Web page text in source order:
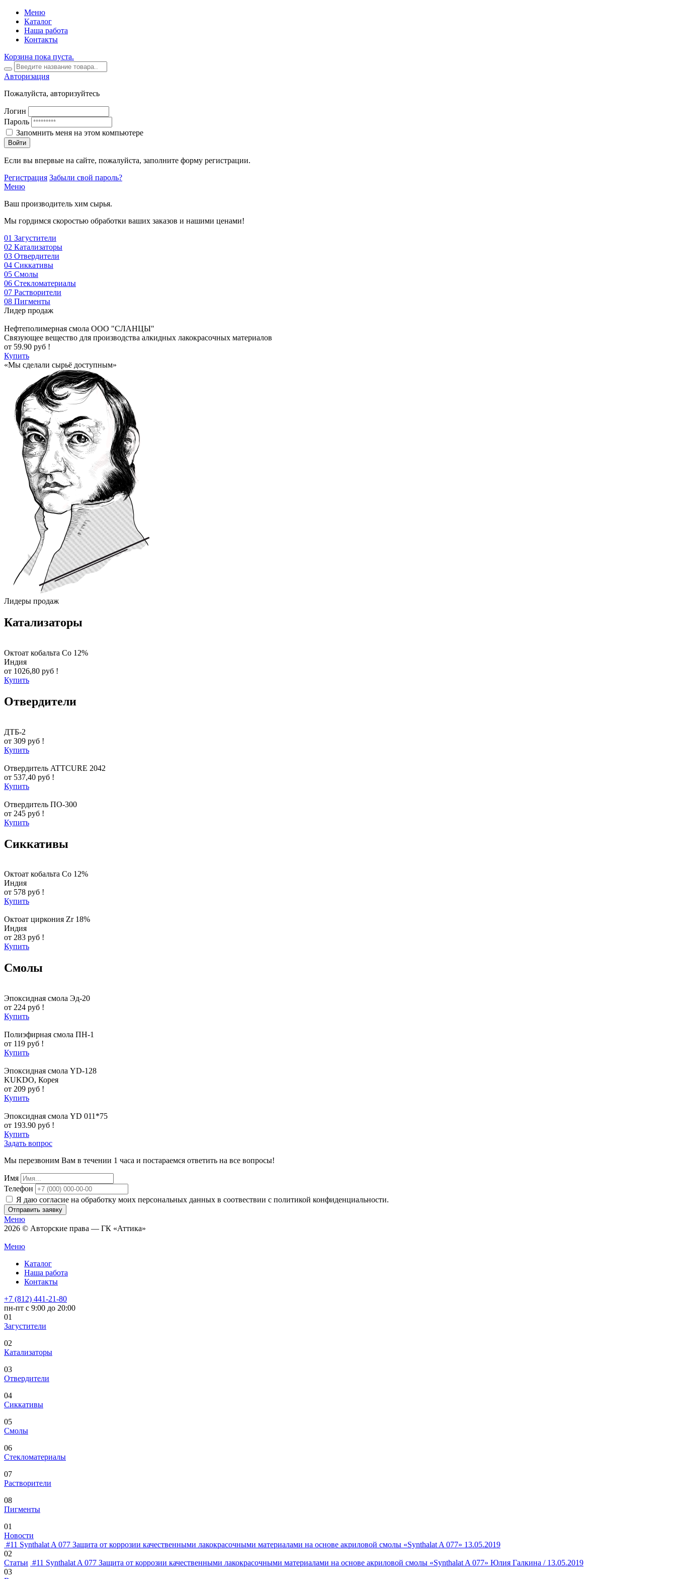
Меню
Каталог
Наша работа
Контакты
Корзина пока пуста.
Авторизация
Пожалуйста, авторизуйтесь
Логин
Пароль
Запомнить меня на этом компьютере
Войти
Если вы впервые на сайте, пожалуйста, заполните форму регистрации.
Регистрация Забыли свой пароль?
Меню
Ваш производитель хим сырья.
Мы гордимся скоростью обработки ваших заказов и нашими ценами!
01 Загустители
02 Катализаторы
03 Отвердители
04 Сиккативы
05 Смолы
06 Стекломатериалы
07 Растворители
08 Пигменты
Лидер продаж
Нефтеполимерная смола ООО "СЛАНЦЫ"
Cвязующее вещество для производства алкидных лакокрасочных материалов
от 59.90 руб !
Купить
«Мы сделали сырьё доступным»
Лидеры продаж
Катализаторы
Октоат кобальта Co 12%
Индия
от 1026,80 руб !
Купить
Отвердители
ДТБ-2
от 309 руб !
Купить
Отвердитель ATTCURE 2042
от 537,40 руб !
Купить
Отвердитель ПО-300
от 245 руб !
Купить
Сиккативы
Октоат кобальта Co 12%
Индия
от 578 руб !
Купить
Октоат циркония Zr 18%
Индия
от 283 руб !
Купить
Смолы
Эпоксидная смола Эд-20
от 224 руб !
Купить
Полиэфирная смола ПН-1
от 119 руб !
Купить
Эпоксидная смола YD-128
KUKDO, Корея
от 209 руб !
Купить
Эпоксидная смола YD 011*75
от 193.90 руб !
Купить
Задать вопрос
Мы перезвоним Вам в течении 1 часа и постараемся ответить на все вопросы!
Имя
Телефон
Я даю согласие на обработку моих персональных данных в соотвествии с политикой конфиденциальности.
Отправить заявку
Меню
2026 © Авторские права — ГК «Аттика»
Меню
Каталог
Наша работа
Контакты
+7 (812) 441-21-80
пн-пт с 9:00 до 20:00
01
Загустители
02
Катализаторы
03
Отвердители
04
Сиккативы
05
Смолы
06
Стекломатериалы
07
Растворители
08
Пигменты
01
Новости
#11 Synthalat A 077 Защита от коррозии качественными лакокрасочными материалами на основе акриловой смолы «Synthalat A 077» 13.05.2019
02
Статьи #11 Synthalat A 077 Защита от коррозии качественными лакокрасочными материалами на основе акриловой смолы «Synthalat A 077» Юлия Галкина / 13.05.2019
03